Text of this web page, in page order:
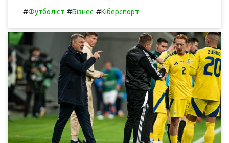
#Футболіст #Бізнес #Кіберспорт